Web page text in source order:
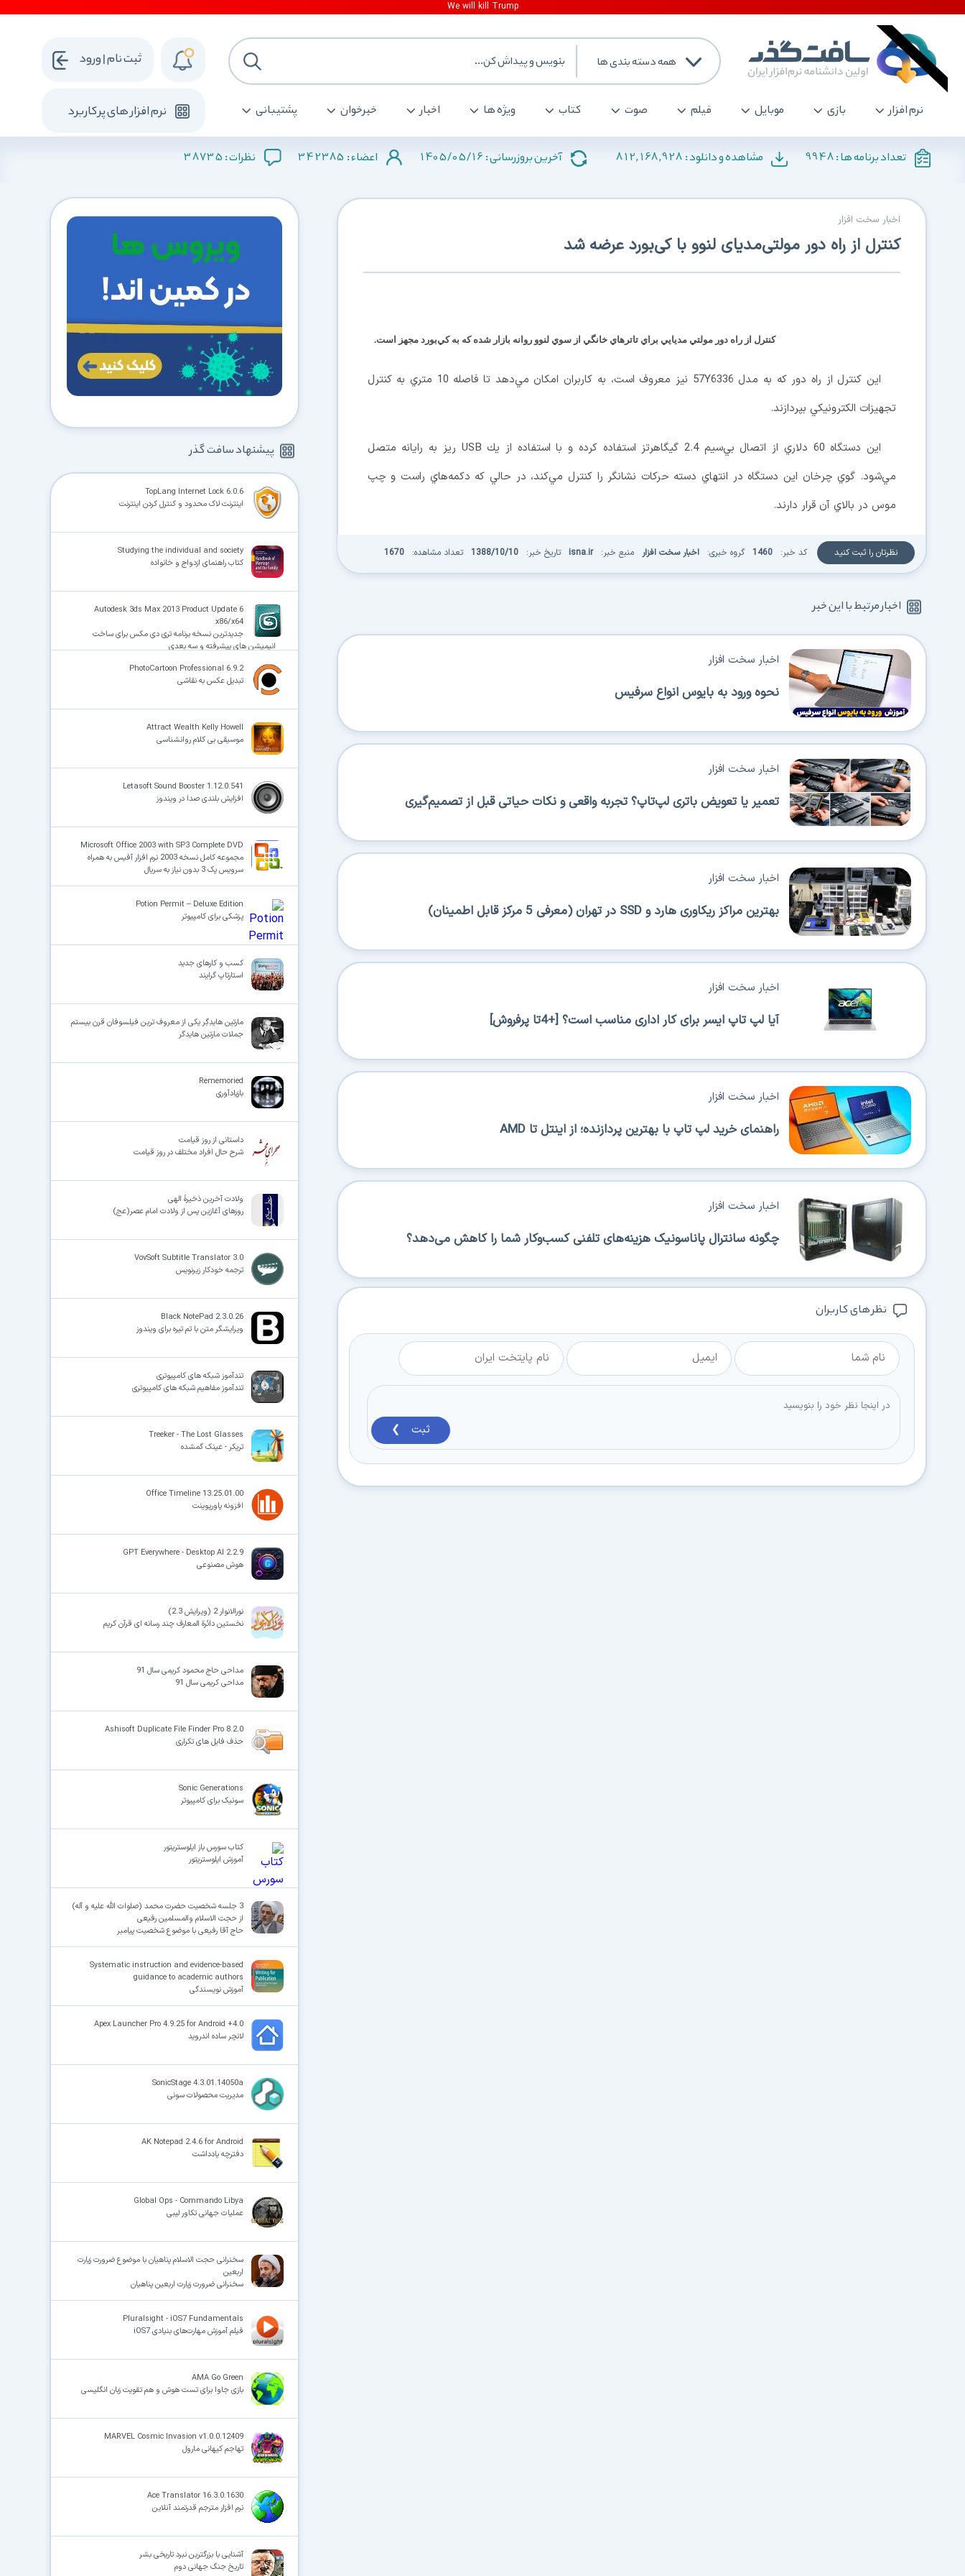
همه دسته بندی ها
نرم افزار بازی موبایل فیلم صوت کتاب ویژه ها اخبار خبرخوان پشتیبانی نرم افزار های پرکاربرد
ثبت نام | ورود
تعداد برنامه ها :9948 مشاهده و دانلود : 812,168,928 آخرین بروزرسانی : 1405/05/16 اعضاء : 342385 نظرات : 38735
اخبار سخت افزار
کنترل از راه دور مولتی‌مدیای لنوو با کی‌بورد عرضه شد
كنترل از راه دور مولتي مديايي براي تاترهاي خانگي از سوي لنوو روانه بازار شده كه به كي‌بورد مجهز است.
اين كنترل از راه دور كه به مدل 57Y6336 نيز معروف است، به كاربران امكان مي‌دهد تا فاصله 10 متري به كنترل
تجهيزات الكترونيكي بپردازند.
اين دستگاه 60 دلاري از اتصال بي‌سيم 2.4 گيگاهرتز استفاده كرده و با استفاده از يك USB ريز به رايانه متصل
مي‌شود. گوي چرخان اين دستگاه در انتهاي دسته حركات نشانگر را كنترل مي‌كند، در حالي كه دكمه‌هاي راست و چپ
موس در بالاي آن قرار دارند.
نظرتان را ثبت کنید کد خبر: 1460 گروه خبری: اخبار سخت افزار منبع خبر: isna.ir تاریخ خبر: 1388/10/10 تعداد مشاهده: 1670
اخبار مرتبط با این خبر
نحوه ورود به بایوس انواع سرفیس
اخبار سخت افزار
تعمیر یا تعویض باتری لپ‌تاپ؟ تجربه واقعی و نکات حیاتی قبل از تصمیم‌گیری
اخبار سخت افزار
بهترین مراکز ریکاوری هارد و SSD در تهران (معرفی 5 مرکز قابل اطمینان)
اخبار سخت افزار
آیا لپ تاپ ایسر برای کار اداری مناسب است؟ [+4تا پرفروش]
اخبار سخت افزار
راهنمای خرید لپ تاپ با بهترین پردازنده؛ از اینتل تا AMD
اخبار سخت افزار
چگونه سانترال پاناسونیک هزینه‌های تلفنی کسب‌وکار شما را کاهش می‌دهد؟
اخبار سخت افزار
نظر های کاربران
ثبت ❯
پیشنهاد سافت گذر
TopLang Internet Lock 6.0.6
اینترنت لاک محدود و کنترل کردن اینترنت
Studying the individual and society
کتاب راهنمای ازدواج و خانواده
Autodesk 3ds Max 2013 Product Update 6
x86/x64
جدیدترین نسخه برنامه تری دی مکس برای ساخت
انیمیشن های پیشرفته و سه بعدی
PhotoCartoon Professional 6.9.2
تبدیل عکس به نقاشی
Attract Wealth Kelly Howell
موسیقی بی کلام روانشناسی
Letasoft Sound Booster 1.12.0.541
افزایش بلندی صدا در ویندوز
Microsoft Office 2003 with SP3 Complete DVD
مجموعه کامل نسخه 2003 نرم افزار آفیس به همراه
سرویس پک 3 بدون نیاز به سریال
Potion Permit – Deluxe Edition
پزشکی برای کامپیوتر
کسب‌ و کارهای جدید
استارتاپ گرایند
مارتین هایدِگِر یکی از معروف ترین فیلسوفان قرن بیستم
جملات مارتین هایدگر
Rememoried
بازیادآوری
داستانی از روز قیامت
شرح حال افراد مختلف در روز قیامت
ولادت آخرین ذخیرۀ الهی
روزهای آغازین پس از ولادت امام عصر(عج)
VovSoft Subtitle Translator 3.0
ترجمه خودکار زیرنویس
Black NotePad 2.3.0.26
ویرایشگر متن با تم تیره برای ویندوز
تندآموز شبکه های کامپیوتری
تندآموز مفاهیم شبکه های کامپیوتری
Treeker - The Lost Glasses
تریکر - عینک گمشده
Office Timeline 13.25.01.00
افزونه پاورپوینت
GPT Everywhere - Desktop AI 2.2.9
هوش مصنوعی
نورالانوار 2 (ویرایش 2.3)
نخستین دائرة المعارف چند رسانه ای قرآن کریم
مداحی حاج محمود کریمی سال 91
مداحی کریمی سال 91
Ashisoft Duplicate File Finder Pro 8.2.0
حذف فایل های تکراری
Sonic Generations
سونیک برای کامپیوتر
کتاب سورس باز ایلوستریتور
آموزش ایلوستریتور
3 جلسه شخصیت حضرت محمد (صلوات الله علیه و آله)
از حجت الاسلام والمسلمین رفیعی
حاج آقا رفیعی با موضوع شخصیت پیامبر
Systematic instruction and evidence-based
guidance to academic authors
آموزش نویسندگی
Apex Launcher Pro 4.9.25 for Android +4.0
لانچر ساده اندروید
SonicStage 4.3.01.14050a
مدیریت محصولات سونی
AK Notepad 2.4.6 for Android
دفترچه یادداشت
Global Ops - Commando Libya
عملیات جهانی تکاور لیبی
سخنرانی حجت الاسلام پناهیان با موضوع ضرورت زیارت
اربعین
سخنرانی ضرورت زیارت اربعین پناهیان
Pluralsight - iOS7 Fundamentals
فیلم آموزش مهارت‌های بنیادی iOS7
AMA Go Green
بازی جاوا برای تست هوش و هم تقویت زبان انگلیسی
MARVEL Cosmic Invasion v1.0.0.12409
تهاجم کیهانی مارول
Ace Translator 16.3.0.1630
نرم افزار مترجم قدرتمند آنلاین
آشنایی با بزرگترین نبرد تاریخی بشر
تاریخ جنگ جهانی دوم